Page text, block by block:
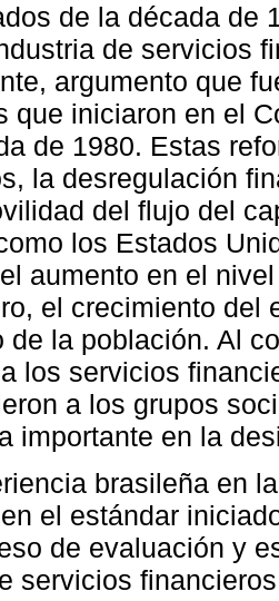
de la década de
de servicios
argumento que
que iniciaron en el
de 1980. Estas
la desregulación
del flujo del
los Estados
aumento en el
el crecimiento del
de la población. Al
los servicios
a los grupos
importante en la
brasileña en
el estándar
de evaluación y
servicios